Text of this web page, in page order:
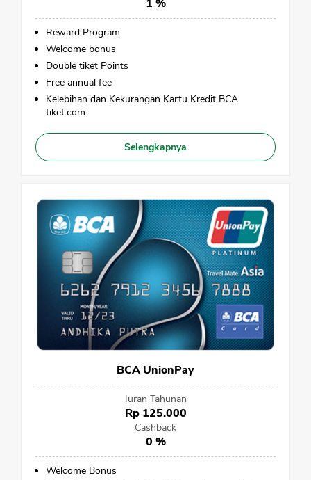
1 %
Reward Program
Welcome bonus
Double tiket Points
Free annual fee
Kelebihan dan Kekurangan Kartu Kredit BCA
tiket.com
Selengkapnya
BCA UnionPay
Iuran Tahunan
Rp 125.000
Cashback
0 %
Welcome Bonus
OK
CANCEL